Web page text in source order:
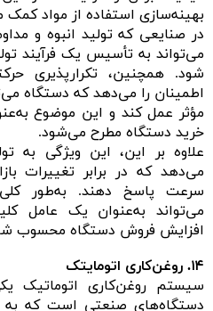
بهینه‌سازی استفاده از مواد کمک
در صنایعی که تولید انبوه و
می‌تواند به تأسیس یک فرآیند
شود. همچنین، تکرارپذیری
اطمینان را می‌دهد که دستگاه
مؤثر عمل کند و این موضوع
خرید دستگاه مطرح می‌شود.
علاوه بر این، این ویژگی به
می‌دهد که در برابر تغییرات
سرعت پاسخ دهند. به‌طور کلی،
می‌تواند به‌عنوان یک عامل
افزایش فروش دستگاه محسوب
۱۴. روغن‌کاری اتومایتک
سیستم روغن‌کاری اتوماتیک
دستگاه‌های صنعتی است که به